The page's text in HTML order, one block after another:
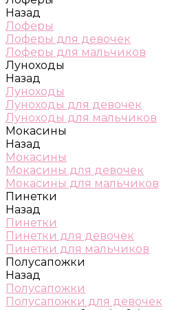
Назад
Лоферы
Лоферы для девочек
Лоферы для мальчиков
Луноходы
Назад
Луноходы
Луноходы для девочек
Луноходы для мальчиков
Мокасины
Назад
Мокасины
Мокасины для девочек
Мокасины для мальчиков
Пинетки
Назад
Пинетки
Пинетки для девочек
Пинетки для мальчиков
Полусапожки
Назад
Полусапожки
Полусапожки для девочек